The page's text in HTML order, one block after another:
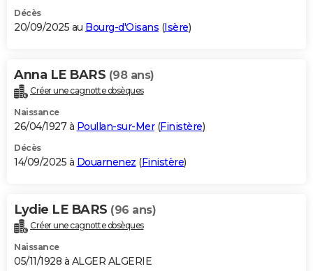
Décès
20/09/2025 au Bourg-d'Oisans (Isère)
Anna LE BARS (98 ans)
Créer une cagnotte obsèques
Naissance
26/04/1927 à Poullan-sur-Mer(Finistère)
Décès
14/09/2025 à Douarnenez (Finistère)
Lydie LE BARS (96 ans)
Créer une cagnotte obsèques
Naissance
05/11/1928 à ALGER ALGERIE